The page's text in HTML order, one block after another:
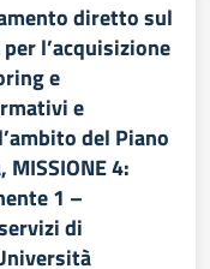
diretto sul
l’acquisizione
e
e
del Piano
4:
1 –
di